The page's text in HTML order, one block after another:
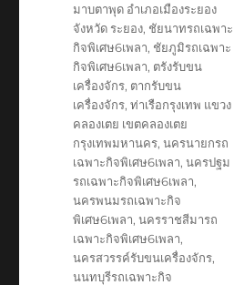
มาบตาพุด อำเภอเมืองระยอง
จังหวัด ระยอง, ชัยนาทรถเฉพาะ
กิจพิเศษ6เพลา, ชัยภูมิรถเฉพาะ
กิจพิเศษ6เพลา, ตรังรับขน
เครื่องจักร, ตากรับขน
เครื่องจักร,ท่าเรือกรุงเทพ แขวง
คลองเตย เขตคลองเตย
กรุงเทพมหานคร,นครนายกรถ
เฉพาะกิจพิเศษ6เพลา,นครปฐม
รถเฉพาะกิจพิเศษ6เพลา,
นครพนมรถเฉพาะกิจ
พิเศษ6เพลา,นครราชสีมารถ
เฉพาะกิจพิเศษ6เพลา,
นครสวรรค์รับขนเครื่องจักร,
นนทบุรีรถเฉพาะกิจ